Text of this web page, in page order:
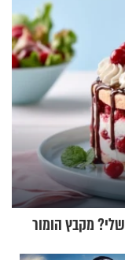
מקבץ הומור